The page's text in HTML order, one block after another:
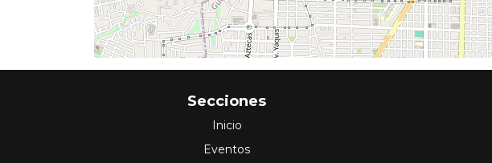
Secciones
Inicio
Eventos